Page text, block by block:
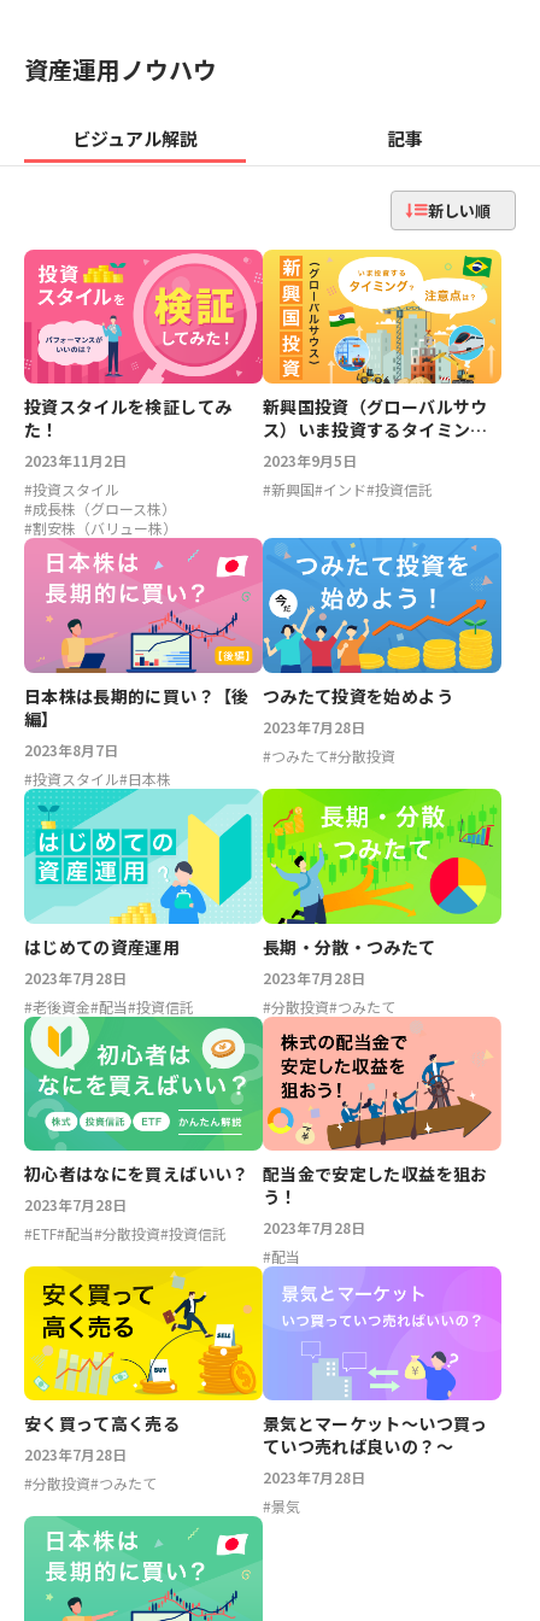
資産運用ノウハウ
ビジュアル解説 記事
新しい順
投資スタイルを検証してみ
た！
2023年11月2日
#投資スタイル
#成長株（グロース株）
#割安株（バリュー株）
新興国投資（グローバルサウ
ス）いま投資するタイミン
グ？注意点は？
2023年9月5日
#新興国#インド#投資信託
日本株は長期的に買い？【後
編】
2023年8月7日
#投資スタイル#日本株
つみたて投資を始めよう
2023年7月28日
#つみたて#分散投資
はじめての資産運用
2023年7月28日
#老後資金#配当#投資信託
長期・分散・つみたて
2023年7月28日
#分散投資#つみたて
初心者はなにを買えばいい？
2023年7月28日
#ETF#配当#分散投資#投資信託
配当金で安定した収益を狙お
う！
2023年7月28日
#配当
安く買って高く売る
2023年7月28日
#分散投資#つみたて
景気とマーケット～いつ買っ
ていつ売れば良いの？～
2023年7月28日
#景気